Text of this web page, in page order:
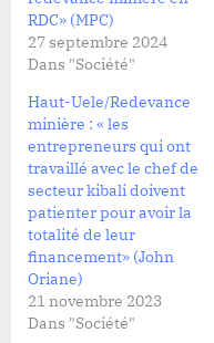
RDC» (MPC)
27 septembre 2024
Dans "Société"
Haut-Uele/Redevance
minière : « les
entrepreneurs qui ont
travaillé avec le chef de
secteur kibali doivent
patienter pour avoir la
totalité de leur
financement» (John
Oriane)
21 novembre 2023
Dans "Société"